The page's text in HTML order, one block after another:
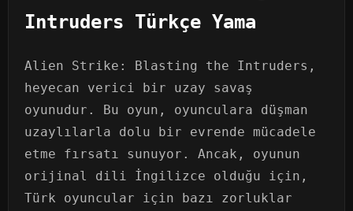
Intruders Türkçe Yama
Alien Strike: Blasting the Intruders,
heyecan verici bir uzay savaş
oyunudur. Bu oyun, oyunculara düşman
uzaylılarla dolu bir evrende mücadele
etme fırsatı sunuyor. Ancak, oyunun
orijinal dili İngilizce olduğu için,
Türk oyuncular için bazı zorluklar